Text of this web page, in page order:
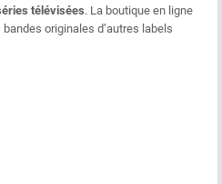
télévisées. La boutique en ligne
originales d’autres labels